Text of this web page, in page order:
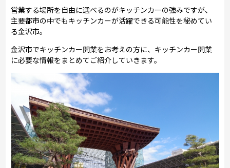
営業する場所を自由に選べるのがキッチンカーの強みですが、
主要都市の中でもキッチンカーが活躍できる可能性を秘めてい
る金沢市。
金沢市でキッチンカー開業をお考えの方に、キッチンカー開業
に必要な情報をまとめてご紹介していきます。